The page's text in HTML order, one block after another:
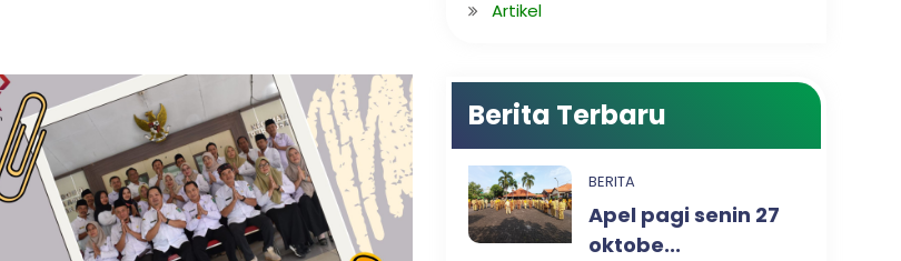
Artikel
Berita Terbaru
BERITA
Apel pagi senin 27
oktobe...